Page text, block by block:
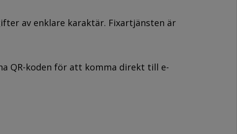
av enklare karaktär. Fixartjänsten är
QR-koden för att komma direkt till e-